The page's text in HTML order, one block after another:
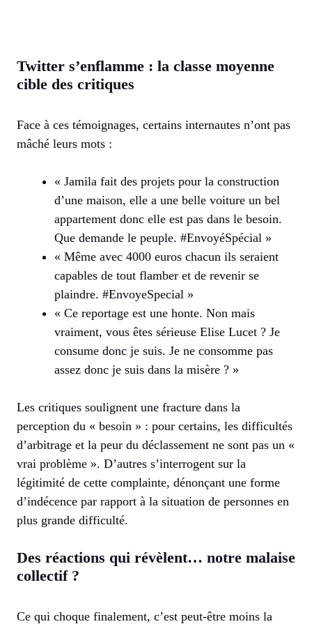
Twitter s’enflamme : la classe moyenne
cible des critiques
Face à ces témoignages, certains internautes n’ont pas
mâché leurs mots :
« Jamila fait des projets pour la construction
d’une maison, elle a une belle voiture un bel
appartement donc elle est pas dans le besoin.
Que demande le peuple. #EnvoyéSpécial »
« Même avec 4000 euros chacun ils seraient
capables de tout flamber et de revenir se
plaindre. #EnvoyeSpecial »
« Ce reportage est une honte. Non mais
vraiment, vous êtes sérieuse Elise Lucet ? Je
consume donc je suis. Je ne consomme pas
assez donc je suis dans la misère ? »
Les critiques soulignent une fracture dans la
perception du « besoin » : pour certains, les difficultés
d’arbitrage et la peur du déclassement ne sont pas un «
vrai problème ». D’autres s’interrogent sur la
légitimité de cette complainte, dénonçant une forme
d’indécence par rapport à la situation de personnes en
plus grande difficulté.
Des réactions qui révèlent… notre malaise
collectif ?
Ce qui choque finalement, c’est peut-être moins la